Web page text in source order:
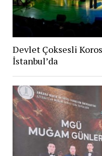
Devlet Çoksesli
İstanbul’da